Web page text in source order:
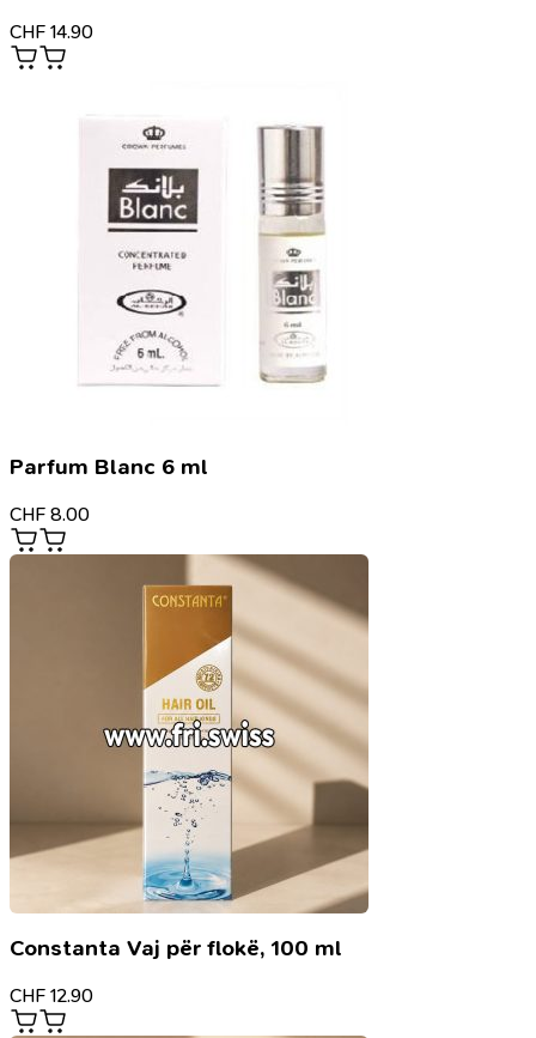
CHF 14.90
Parfum Blanc 6 ml
CHF 8.00
Constanta Vaj për flokë, 100 ml
CHF 12.90